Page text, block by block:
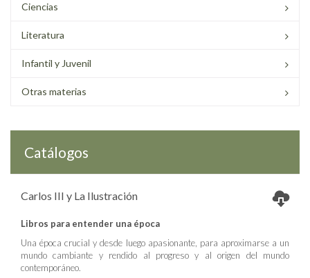
Ciencias
Literatura
Infantil y Juvenil
Otras materias
Catálogos
Carlos III y La Ilustración
Libros para entender una época
Una época crucial y desde luego apasionante, para aproximarse a un
mundo cambiante y rendido al progreso y al origen del mundo
contemporáneo.